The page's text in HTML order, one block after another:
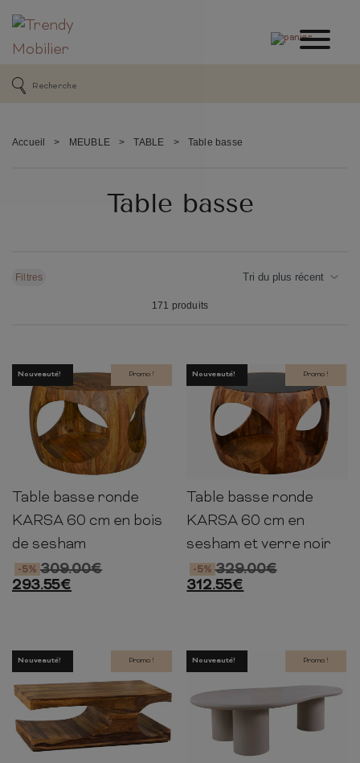
Accueil > MEUBLE > TABLE > Table basse
Table basse
Filtres
171 produits
Nouveauté! Promo !
38cm 60cm 39cm
Table basse ronde
KARSA 60 cm en bois
de sesham
309.00€
-5%
293.55€
Nouveauté! Promo !
38cm 60cm 39cm
Table basse ronde
KARSA 60 cm en
sesham et verre noir
329.00€
-5%
312.55€
Nouveauté! Promo ! Nouveauté! Promo !